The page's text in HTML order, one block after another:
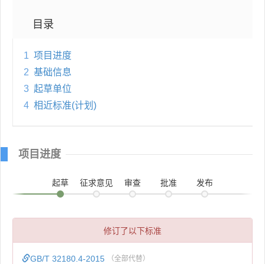
目录
1 项目进度
2 基础信息
3 起草单位
4 相近标准(计划)
项目进度
起草 征求意见 审查 批准 发布
修订了以下标准
GB/T 32180.4-2015 （全部代替）